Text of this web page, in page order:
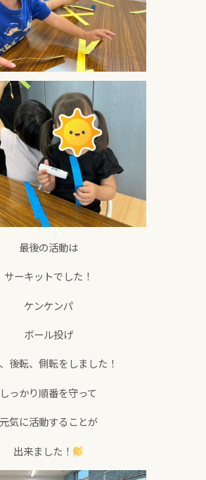
最後の活動は
サーキットでした！
ケンケンパ
ボール投げ
後転、側転をしました！
しっかり順番を守って
元気に活動することが
出来ました！